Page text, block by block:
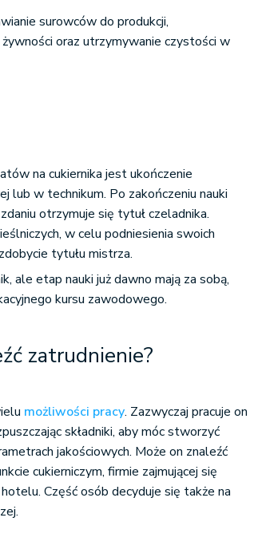
surowców do produkcji,
oraz utrzymywanie czystości w
na cukiernika jest ukończenie
lub w technikum. Po zakończeniu nauki
otrzymuje się tytuł czeladnika.
w celu podniesienia swoich
tytułu mistrza.
ale etap nauki już dawno mają za sobą,
kursu zawodowego.
zatrudnienie?
możliwości pracy. Zazwyczaj pracuje on
składniki, aby móc stworzyć
jakościowych. Może on znaleźć
cukierniczym, firmie zajmującej się
Część osób decyduje się także na